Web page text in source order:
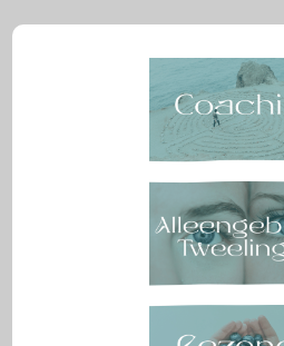
Aranka
Menu
WAAROM IK
ZICHTBAAR